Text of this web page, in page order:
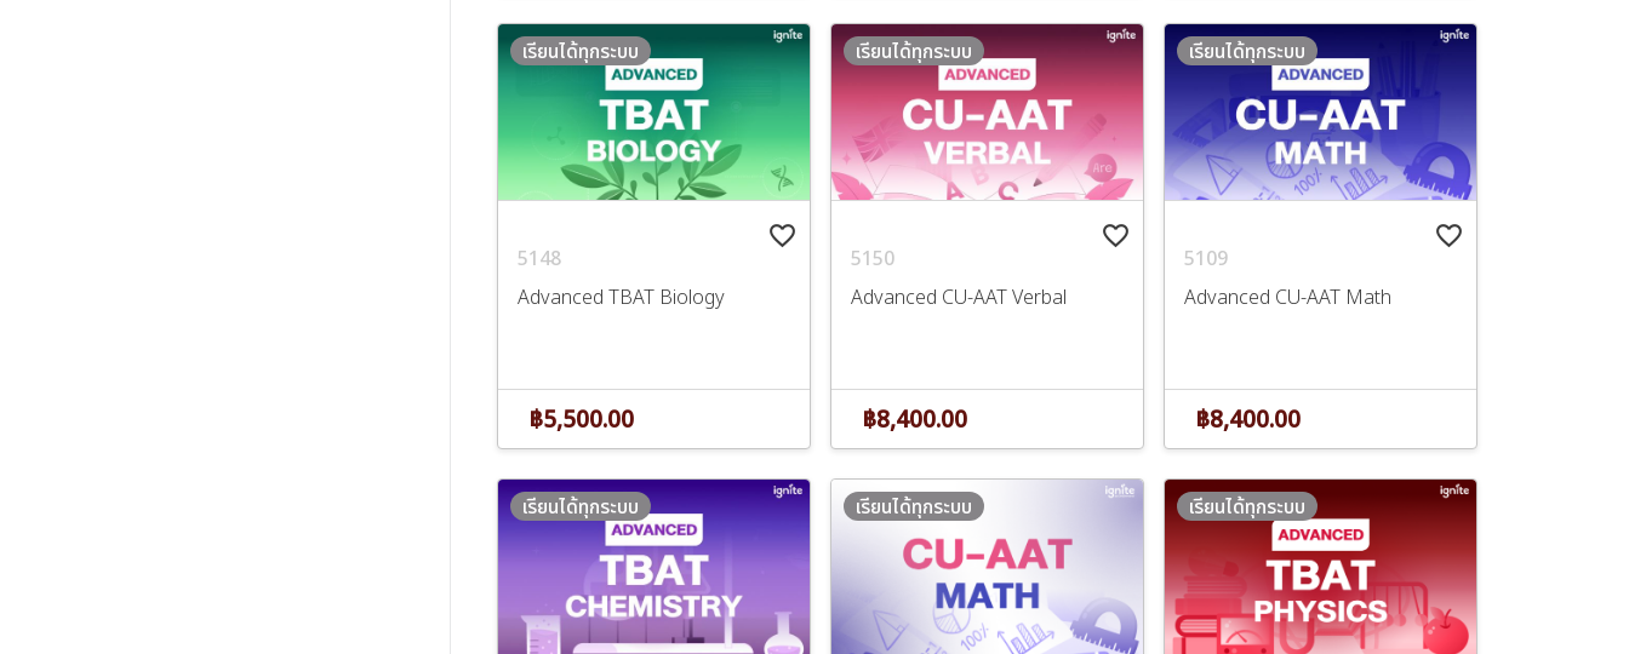
favorite_border
5148
Advanced TBAT Biology
เรียนได้ทุกระบบ
฿5,500.00
favorite_border
5150
Advanced CU-AAT Verbal
เรียนได้ทุกระบบ
฿8,400.00
favorite_border
5109
Advanced CU-AAT Math
เรียนได้ทุกระบบ
฿8,400.00
เรียนได้ทุกระบบ เรียนได้ทุกระบบ เรียนได้ทุกระบบ